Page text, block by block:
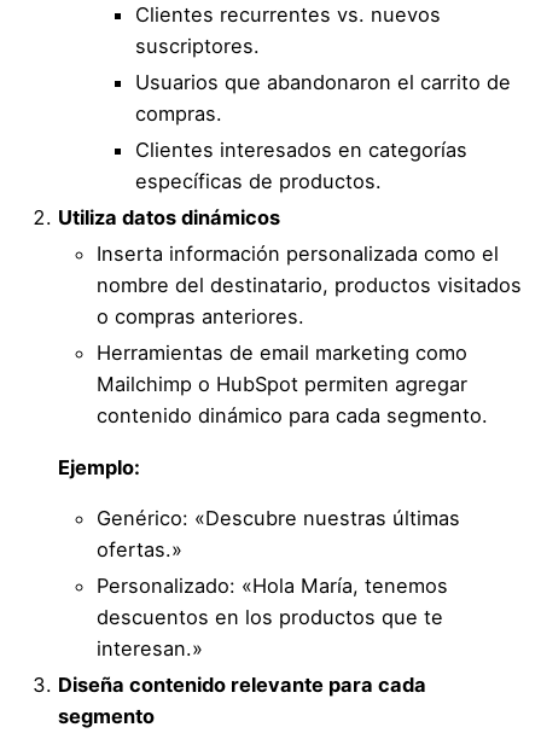
Clientes recurrentes vs. nuevos
suscriptores.
Usuarios que abandonaron el carrito de
compras.
Clientes interesados en categorías
específicas de productos.
Utiliza datos dinámicos
Inserta información personalizada como el
nombre del destinatario, productos visitados
o compras anteriores.
Herramientas de email marketing como
Mailchimp o HubSpot permiten agregar
contenido dinámico para cada segmento.
Ejemplo:
Genérico: «Descubre nuestras últimas
ofertas.»
Personalizado: «Hola María, tenemos
descuentos en los productos que te
interesan.»
Diseña contenido relevante para cada
segmento